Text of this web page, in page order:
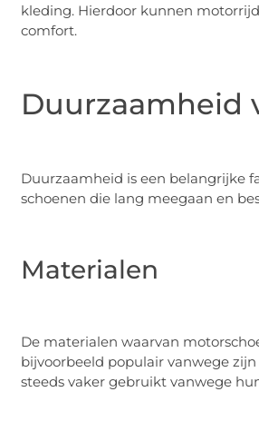
kleding. Hierdoor kunnen
comfort.
Duurzaamheid
Duurzaamheid is een belangrijke
schoenen die lang meegaan en
Materialen
De materialen waarvan
bijvoorbeeld populair vanwege
steeds vaker gebruikt vanwege